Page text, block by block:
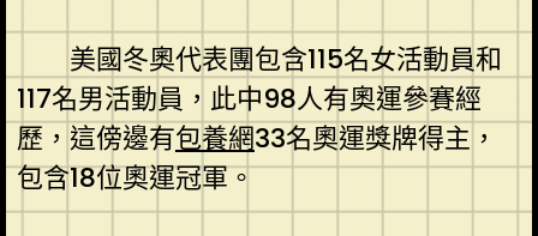
美國冬奧代表團包含115名女活動員和
117名男活動員，此中98人有奧運參賽經
歷，這傍邊有包養網33名奧運獎牌得主，
包含18位奧運冠軍。